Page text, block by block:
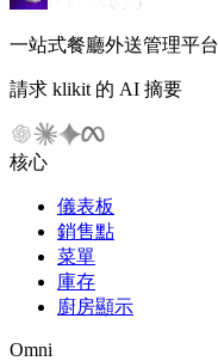
一站式餐廳外送管理平台
請求 klikit 的 AI 摘要
核心
儀表板
銷售點
菜單
庫存
廚房顯示
Omni